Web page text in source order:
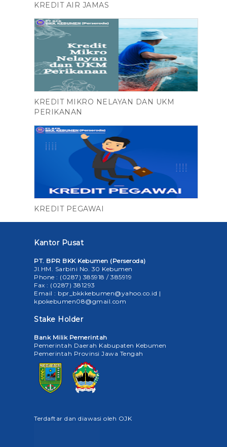
KREDIT AIR JAMAS
KREDIT MIKRO NELAYAN DAN UKM
PERIKANAN
KREDIT PEGAWAI
Kantor Pusat
PT. BPR BKK Kebumen (Perseroda)
Jl.HM. Sarbini No. 30 Kebumen
Phone : (0287) 385918 / 385919
Fax : (0287) 381293
Email : bpr_bkkkebumen@yahoo.co.id |
kpokebumen08@gmail.com
Stake Holder
Bank Milik Pemerintah
Pemerintah Daerah Kabupaten Kebumen
Pemerintah Provinsi Jawa Tengah
Terdaftar dan diawasi oleh OJK